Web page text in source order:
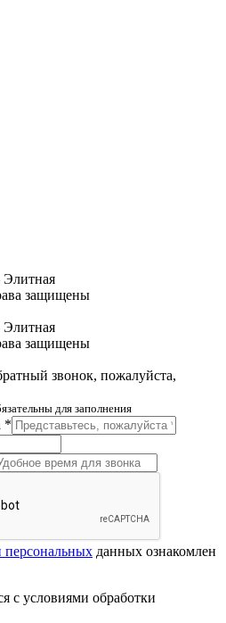
защищены
защищены
звонок, пожалуйста,
для заполнения
*
персональных данных ознакомлен
с условиями обработки